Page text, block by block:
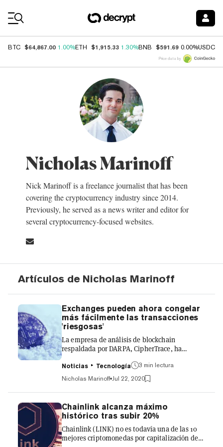
BTC $64,867.00 1.00%ETH $1,915.33 1.30%BNB $591.69 0.00%USDC
Price data by
Nicholas Marinoff
Nick Marinoff is a freelance journalist that has been
covering the cryptocurrency industry since 2014.
Previously, he served as a news writer and editor for
several cryptocurrency-focused websites.
Artículos de Nicholas Marinoff
Exchanges pueden ahora congelar
más fácilmente las transacciones
'riesgosas'
La empresa de análisis de blockchain
respaldada por DARPA, CipherTrace, ha
predictivas" para su software de rastreo de
criptomonedas, un movimiento diseñado para
ayudar a exchanges y negocios similares a
marcar y congelar las transacciones que
puedan estar vinculadas al comportamiento
delictivo. Las nuevas herramientas, que
incluyen análisis en tiempo real y puntuación
de riesgo predictivo, ya están disponibles para
los clientes actuales y se ofrecerán a...
Noticias Tecnología
3 min lectura
Nicholas Marinoff Jul 22, 2020
Chainlink alcanza máximo
histórico tras subir 20%
Chainlink (LINK) no es todavía una de las 10
mejores criptomonedas por capitalización de